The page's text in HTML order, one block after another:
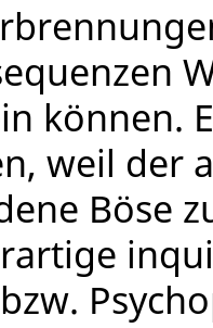
können.
weil der
Böse